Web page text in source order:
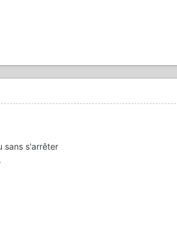
sans s'arrêter